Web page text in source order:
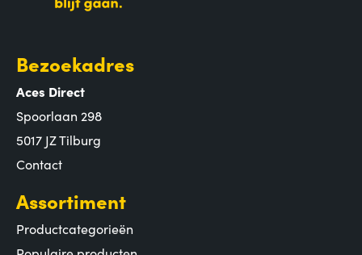
Bezoekadres
Aces Direct
Spoorlaan 298
5017 JZ Tilburg
Contact
Assortiment
Productcategorieën